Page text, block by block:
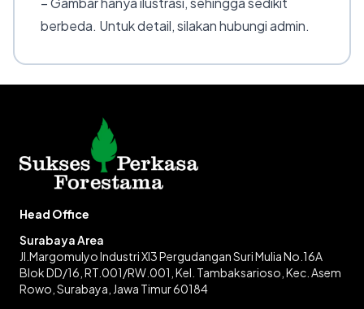
berbeda. Untuk detail, silakan hubungi admin.
Head Office
Surabaya Area
Jl.Margomulyo Industri XI3 Pergudangan Suri Mulia No.16A
Blok DD/16, RT.001/RW.001, Kel. Tambaksarioso, Kec. Asem
Rowo, Surabaya, Jawa Timur 60184